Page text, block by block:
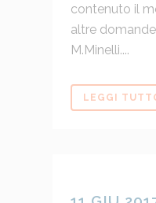
contenuto il
altre
M.Minelli....
LEGGI